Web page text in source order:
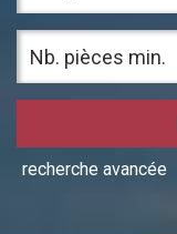
recherche avancée